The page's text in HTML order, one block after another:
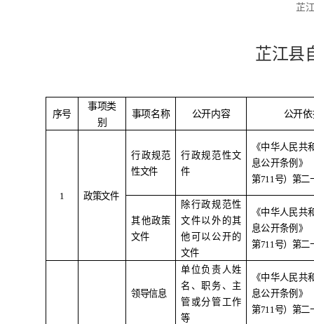
芷
芷江县
序号
事项类
别
事项名称 公开内容 公开
1 政策文件
行政规范
性文件
行政规范性文
件
《中华人民共
息公开条例》
第711 号）第二
其他政策
文件
除行政规范性
文件以外的其
他可以公开的
文件
《中华人民共
息公开条例》
第711 号）第二
领导信息
单位负责人姓
名、职务、主
管或分管工作
等
《中华人民共
息公开条例》
第711 号）第二